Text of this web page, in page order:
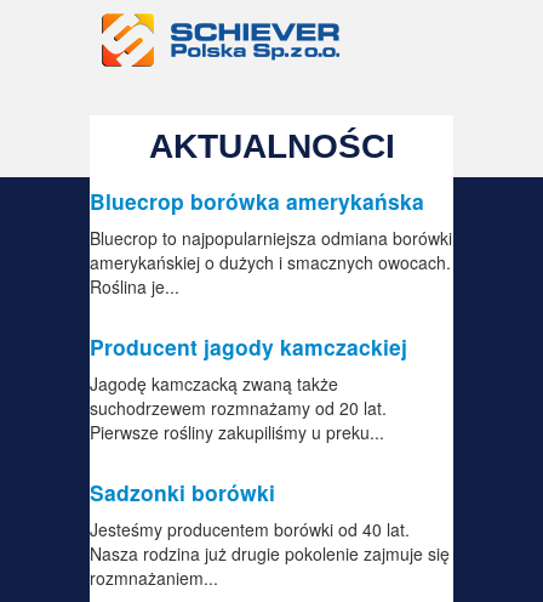
AKTUALNOŚCI
Bluecrop borówka amerykańska
Bluecrop to najpopularniejsza odmiana borówki
amerykańskiej o dużych i smacznych owocach.
Roślina je...
Producent jagody kamczackiej
Jagodę kamczacką zwaną także
suchodrzewem rozmnażamy od 20 lat.
Pierwsze rośliny zakupiliśmy u preku...
Sadzonki borówki
Jesteśmy producentem borówki od 40 lat.
Nasza rodzina już drugie pokolenie zajmuje się
rozmnażaniem...